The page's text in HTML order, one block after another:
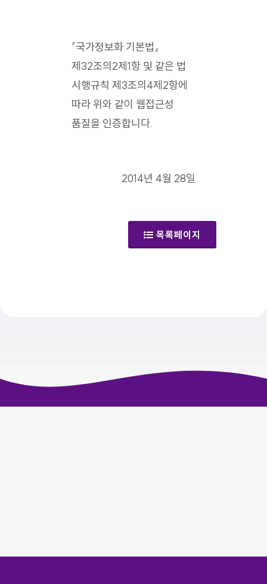
「국가정보화 기본법」
제32조의2제1항 및 같은 법
시행규칙 제3조의4제2항에
따라 위와 같이 웹접근성
품질을 인증합니다.
2014년 4월 28일
목록페이지